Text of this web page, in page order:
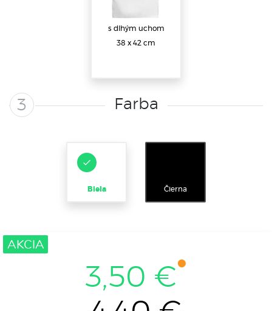
s dlhým uchom
38 x 42 cm
3 Farba
Biela Čierna
AKCIA
3,50 €